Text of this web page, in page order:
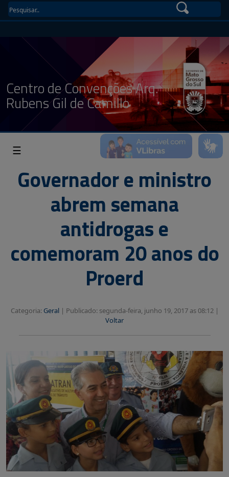
Centro de Convenções Arq.
Rubens Gil de Camillo
☰
Governador e ministro
abrem semana
antidrogas e
comemoram 20 anos do
Proerd
Categoria: Geral| Publicado: segunda-feira, junho 19, 2017 as 08:12 |
Voltar